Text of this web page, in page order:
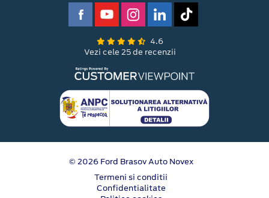
4.6
Vezi cele 25 de recenzii
© 2026 Ford Brasov Auto Novex
Termeni si conditii
Confidentialitate